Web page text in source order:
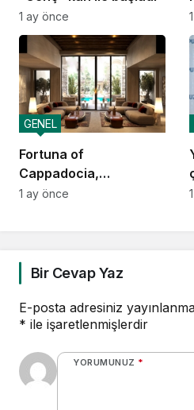
1 ay önce
Fortuna of
Cappadocia,
Autograph Collection
GENEL
1 ay önce
Bir Cevap Yaz
E-posta adresiniz
* ile işaretlenmişlerdir
YORUMUNUZ *